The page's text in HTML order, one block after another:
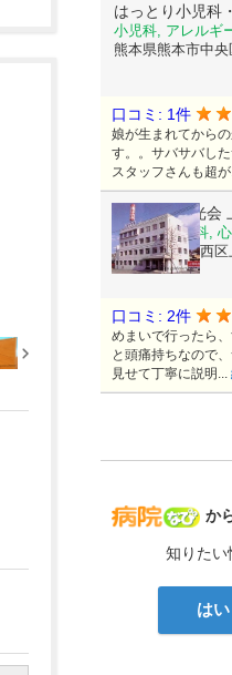
病
か
知りたい
はい
はっとり小児科
小児科, アレルギ
熊本県熊本市中
口コミ: 1件
娘が生まれてから
す。。サバサバし
スタッフさんも超
医療法人陽光会
内科, 神経内科,
熊本県熊本市西
口コミ: 2件
めまいで行ったら
と頭痛持ちなので
見せて丁寧に説明...